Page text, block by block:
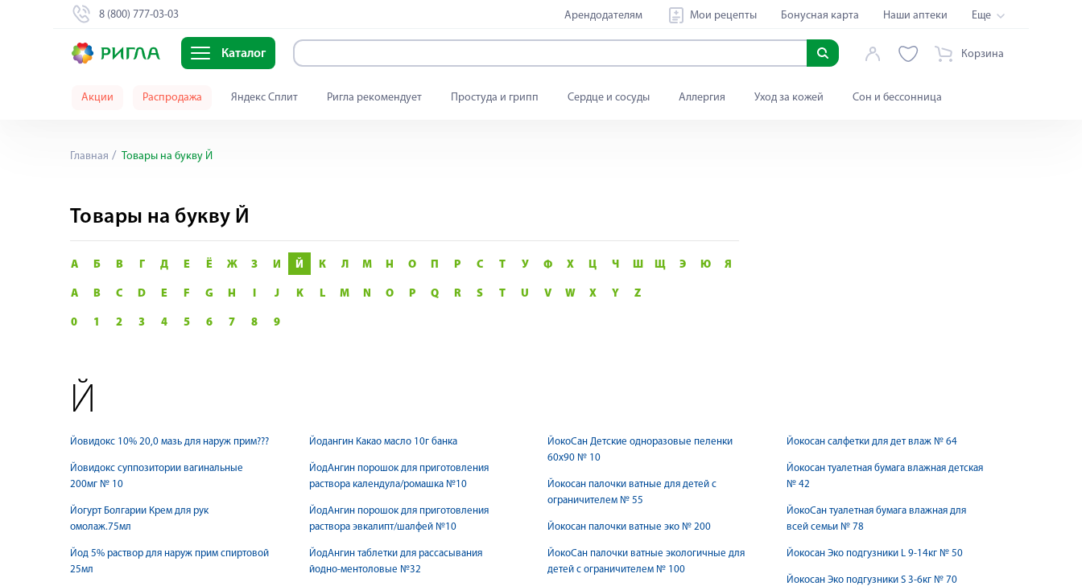
8 (800) 777-03-03 Арендодателям Мои рецепты Бонусная карта Наши аптеки Еще
Каталог Корзина
Акции Распродажа Яндекс Сплит Ригла рекомендует Простуда и грипп Сердце и сосуды Аллергия Уход за кожей Сон и бессонница
Главная Товары на букву Й
Товары на букву Й
А Б В Г Д Е Ё Ж З И Й К Л М Н О П Р С Т У Ф Х Ц Ч Ш Щ Э Ю Я
A B C D E F G H I J K L M N O P Q R S T U V W X Y Z
0 1 2 3 4 5 6 7 8 9
Й
Йовидокс 10% 20,0 мазь для наруж прим???
Йовидокс суппозитории вагинальные
200мг № 10
Йогурт Болгарии Крем для рук
омолаж.75мл
Йод 5% раствор для наруж прим спиртовой
25мл
Йодангин Какао масло 10г банка
ЙодАнгин порошок для приготовления
раствора календула/ромашка №10
ЙодАнгин порошок для приготовления
раствора эвкалипт/шалфей №10
ЙодАнгин таблетки для рассасывания
йодно-ментоловые №32
ЙокоСан Детские одноразовые пеленки
60х90 № 10
Йокосан палочки ватные для детей с
ограничителем № 55
Йокосан палочки ватные эко № 200
ЙокоСан палочки ватные экологичные для
детей с ограничителем № 100
Йокосан салфетки для дет влаж № 64
Йокосан туалетная бумага влажная детская
№ 42
ЙокоСан туалетная бумага влажная для
всей семьи № 78
Йокосан Эко подгузники L 9-14кг № 50
Йокосан Эко подгузники S 3-6кг № 70